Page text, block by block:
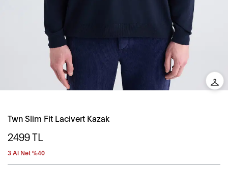
Twn Slim Fit Lacivert Kazak
2499TL
3 Al Net %40